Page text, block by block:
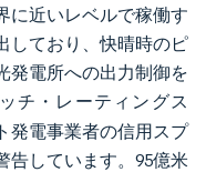
に近いレベルで稼働す
しており、快晴時のピ
発電所への出力制御を
チ・レーティングス
発電事業者の信用スプ
告しています。95億米